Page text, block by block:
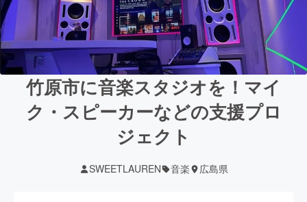
竹原市に音楽スタジオを！マイ
ク・スピーカーなどの支援プロ
ジェクト
SWEETLAUREN 音楽 広島県